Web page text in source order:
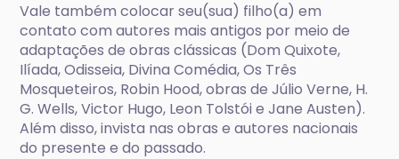
Vale também colocar seu(sua) filho(a) em
contato com autores mais antigos por meio de
adaptações de obras clássicas (Dom Quixote,
Ilíada, Odisseia, Divina Comédia, Os Três
Mosqueteiros, Robin Hood, obras de Júlio Verne, H.
G. Wells, Victor Hugo, Leon Tolstói e Jane Austen).
Além disso, invista nas obras e autores nacionais
do presente e do passado.